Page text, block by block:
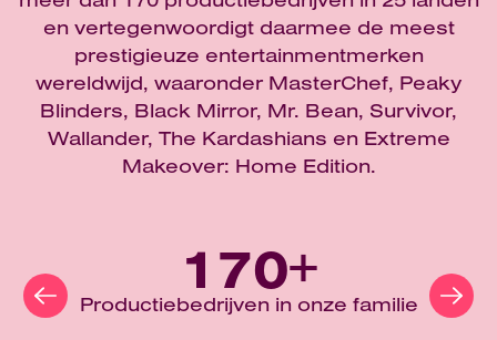
en vertegenwoordigt daarmee de meest
prestigieuze entertainmentmerken
wereldwijd, waaronder MasterChef, Peaky
Blinders, Black Mirror, Mr. Bean, Survivor,
Wallander, The Kardashians en Extreme
Makeover: Home Edition.
170+
Productiebedrijven in onze familie